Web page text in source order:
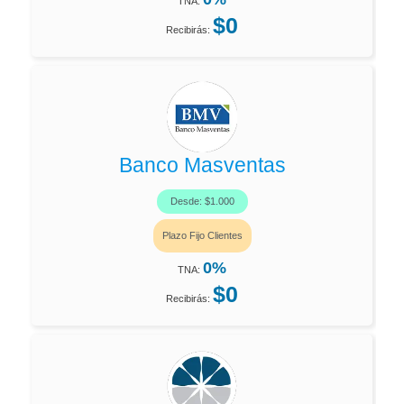
Recibirás: $0
Banco Masventas
Desde: $1.000
Plazo Fijo Clientes
TNA: 0%
Recibirás: $0